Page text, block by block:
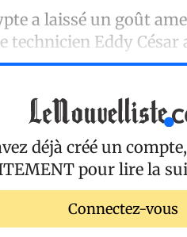
a laissé un goût
technicien Eddy César
déjà créé un
pour lire la
Connectez-vous